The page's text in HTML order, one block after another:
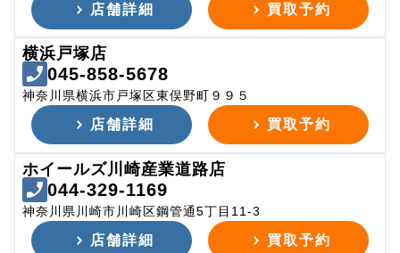
店舗詳細 買取予約
横浜戸塚店
045-858-5678
神奈川県横浜市戸塚区東俣野町９９５
店舗詳細 買取予約
ホイールズ川崎産業道路店
044-329-1169
神奈川県川崎市川崎区鋼管通5丁目11-3
店舗詳細 買取予約